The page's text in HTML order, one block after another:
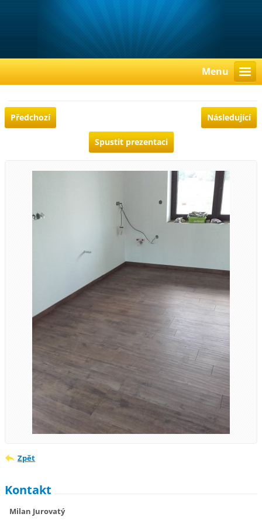
Menu
Předchozí Následující
Spustit prezentaci
Zpět
Kontakt
Milan Jurovatý